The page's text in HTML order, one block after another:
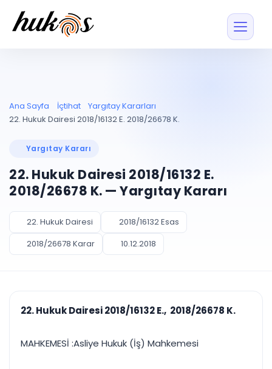
Entegrasyonu
UYAP ile otomatik
UYAP Evrak
Entegrasyonu
UETS Entegrasyonu
Tebligatları anında
Müvekkil ve taraf
Vekalet
PLANLAMA & TAKİP
Pano ve Takip
Duruşma ve görev
takvimi
Bildirim
Süreleri asla kaçırmayın
AKILLI & FİNANS
takibi
rapor
Blog
Ücretsiz Başlayın Giriş Yap
Ana Sayfa İçtihat
Yargıtay Kararları
22. Hukuk Dairesi 2018/16132 E. 2018/26678 K.
Yargıtay Kararı
22. Hukuk Dairesi 2018/16132 E.
2018/26678 K. — Yargıtay Kararı
22. Hukuk Dairesi
2018/16132 Esas
2018/26678 Karar
10.12.2018
22. Hukuk Dairesi 2018/16132 E., 2018/26678 K.
MAHKEMESİ :Asliye Hukuk (İş) Mahkemesi